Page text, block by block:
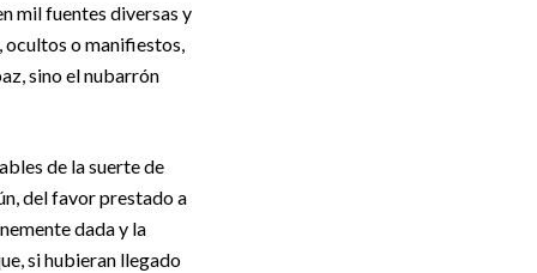
mil fuentes diversas y
ocultos o manifiestos,
sino el nubarrón
de la suerte de
del favor prestado a
dada y la
si hubieran llegado